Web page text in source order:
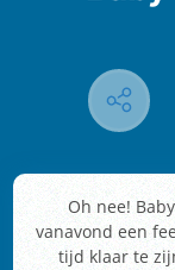
Oh nee!
vanavond een
tijd klaar te